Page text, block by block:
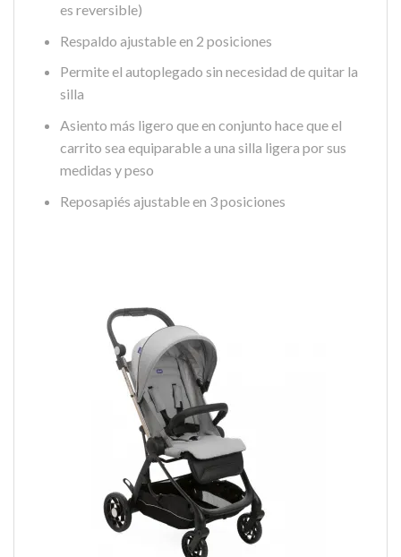
es reversible)
Respaldo ajustable en 2 posiciones
Permite el autoplegado sin necesidad de quitar la
silla
Asiento más ligero que en conjunto hace que el
carrito sea equiparable a una silla ligera por sus
medidas y peso
Reposapiés ajustable en 3 posiciones